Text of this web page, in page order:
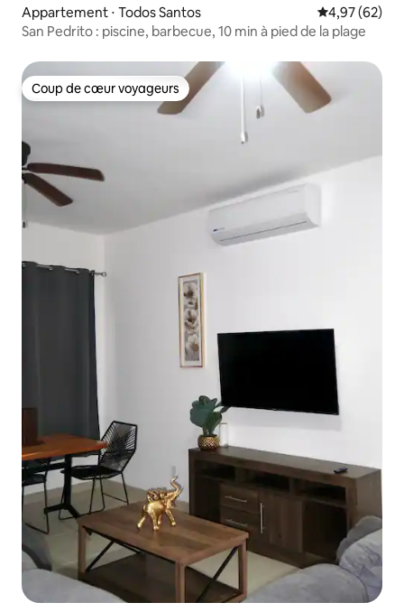
Appartement ⋅ Todos Santos Évaluation
4,97 (62)
San Pedrito : piscine, barbecue, 10 min à pied de la plage
Coup de cœur voyageurs
Coup de cœur voyageurs